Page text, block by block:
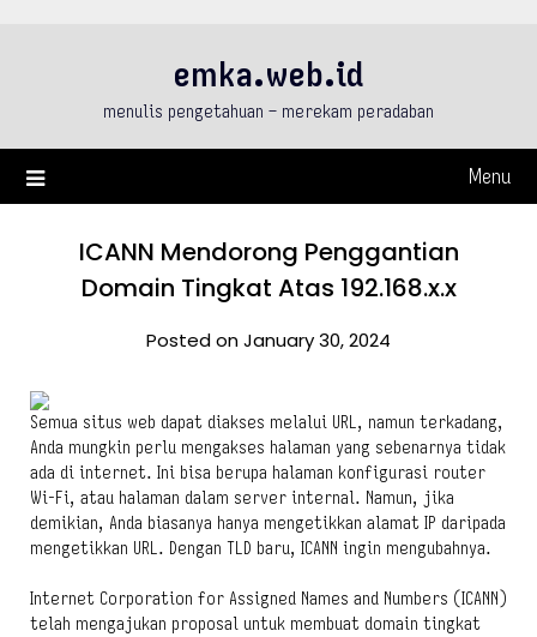
emka.web.id
menulis pengetahuan – merekam peradaban
Menu
ICANN Mendorong Penggantian
Domain Tingkat Atas 192.168.x.x
Posted on January 30, 2024
Semua situs web dapat diakses melalui URL, namun terkadang,
Anda mungkin perlu mengakses halaman yang sebenarnya tidak
ada di internet. Ini bisa berupa halaman konfigurasi router
Wi-Fi, atau halaman dalam server internal. Namun, jika
demikian, Anda biasanya hanya mengetikkan alamat IP daripada
mengetikkan URL. Dengan TLD baru, ICANN ingin mengubahnya.
Internet Corporation for Assigned Names and Numbers (ICANN)
telah mengajukan proposal untuk membuat domain tingkat